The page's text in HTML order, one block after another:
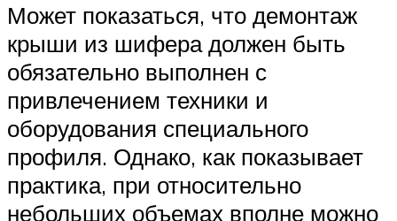
Может показаться, что демонтаж
крыши из шифера должен быть
обязательно выполнен с
привлечением техники и
оборудования специального
профиля. Однако, как показывает
практика, при относительно
небольших объемах вполне можно